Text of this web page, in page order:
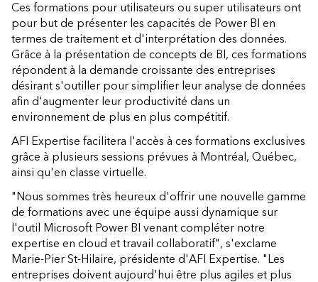
Ces formations pour utilisateurs ou super utilisateurs ont
pour but de présenter les capacités de Power BI en
termes de traitement et d'interprétation des données.
Grâce à la présentation de concepts de BI, ces formations
répondent à la demande croissante des entreprises
désirant s'outiller pour simplifier leur analyse de données
afin d'augmenter leur productivité dans un
environnement de plus en plus compétitif.
AFI Expertise facilitera l'accès à ces formations exclusives
grâce à plusieurs sessions prévues à Montréal, Québec,
ainsi qu'en classe virtuelle.
"Nous sommes très heureux d'offrir une nouvelle gamme
de formations avec une équipe aussi dynamique sur
l'outil Microsoft Power BI venant compléter notre
expertise en cloud et travail collaboratif", s'exclame
Marie-Pier St-Hilaire, présidente d'AFI Expertise. "Les
entreprises doivent aujourd'hui être plus agiles et plus